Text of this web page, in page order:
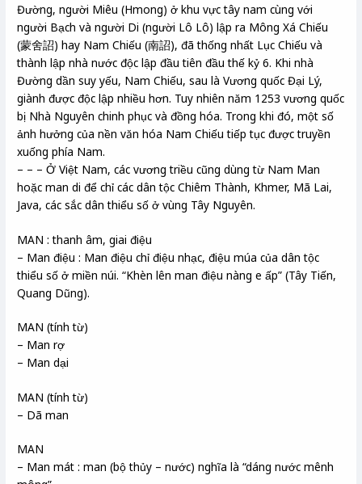
Đường, người Miêu (Hmong) ở khu vực tây nam cùng với
người Bạch và người Di (người Lô Lô) lập ra Mông Xá Chiếu
(蒙舍詔) hay Nam Chiếu (南詔), đã thống nhất Lục Chiếu và
thành lập nhà nước độc lập đầu tiên đầu thế kỷ 6. Khi nhà
Đường dần suy yếu, Nam Chiếu, sau là Vương quốc Đại Lý,
giành được độc lập nhiều hơn. Tuy nhiên năm 1253 vương quốc
bị Nhà Nguyên chinh phục và đồng hóa. Trong khi đó, một số
ảnh hưởng của nền văn hóa Nam Chiếu tiếp tục được truyền
xuống phía Nam.
– – – Ở Việt Nam, các vương triều cũng dùng từ Nam Man
hoặc man di để chỉ các dân tộc Chiêm Thành, Khmer, Mã Lai,
Java, các sắc dân thiểu số ở vùng Tây Nguyên.
MAN : thanh âm, giai điệu
– Man điệu : Man điệu chỉ điệu nhạc, điệu múa của dân tộc
thiểu số ở miền núi. “Khèn lên man điệu nàng e ấp” (Tây Tiến,
Quang Dũng).
MAN (tính từ)
– Man rợ
– Man dại
MAN (tính từ)
– Dã man
MAN
– Man mát : man (bộ thủy – nước) nghĩa là “dáng nước mênh